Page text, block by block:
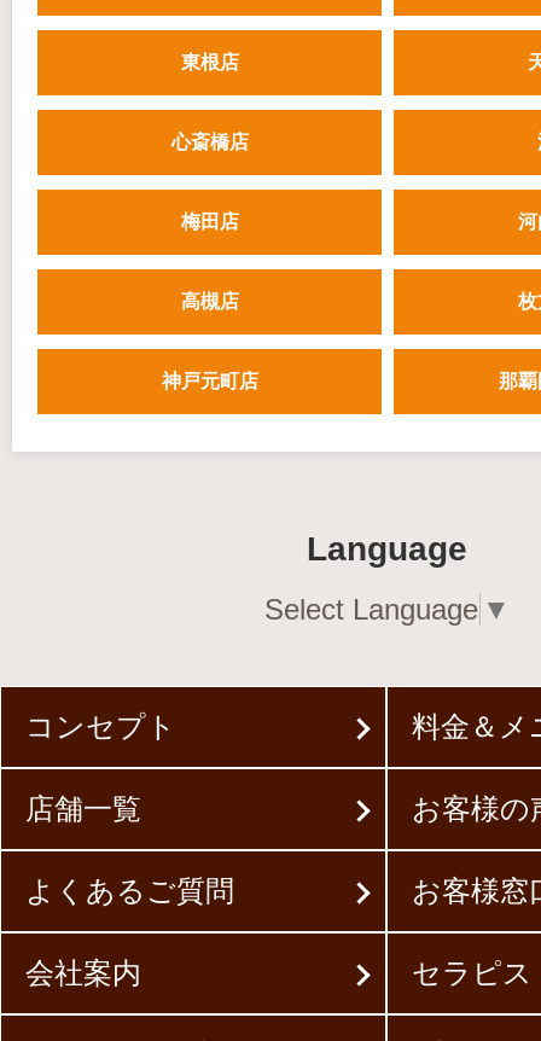
東根店
心斎橋店
梅田店 河
高槻店 枚
神戸元町店 那
Language
Select Language ▼
コンセプト 料金＆メ
店舗一覧 お客様の
よくあるご質問 お客様窓
会社案内 セラピス